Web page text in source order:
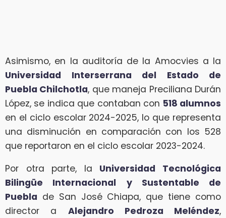
Asimismo, en la auditoría de la Amocvies a la
Universidad Interserrana del Estado de
Puebla Chilchotla, que maneja Preciliana Durán
López, se indica que contaban con 518 alumnos
en el ciclo escolar 2024-2025, lo que representa
una disminución en comparación con los 528
que reportaron en el ciclo escolar 2023-2024.
Por otra parte, la Universidad Tecnológica
Bilingüe Internacional
y Sustentable de
Puebla de San José Chiapa, que tiene como
director a Alejandro Pedroza Meléndez,